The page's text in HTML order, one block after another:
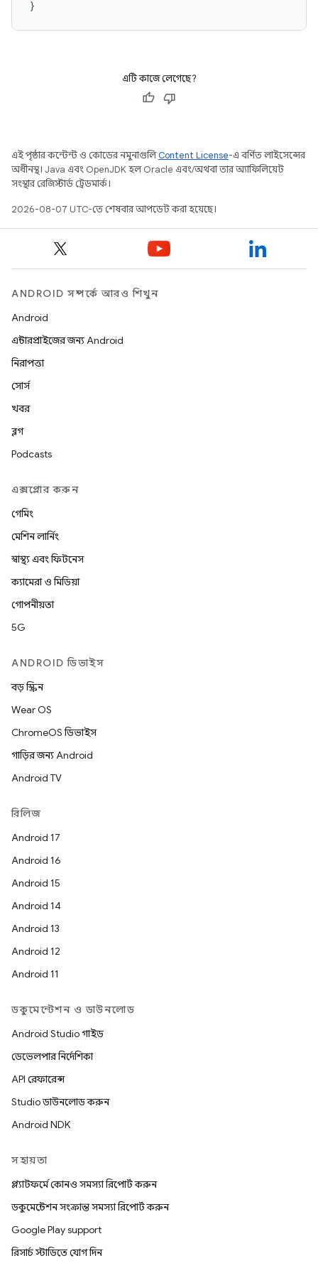
}
এটি কাজে লেগেছে?
এই পৃষ্ঠার কন্টেন্ট ও কোডের নমুনাগুলিContent License-এ বর্ণিত লাইসেন্সের
অধীনস্থ। Java এবং OpenJDK হল Oracle এবং/অথবা তার অ্যাফিলিয়েট
সংস্থার রেজিস্টার্ড ট্রেডমার্ক।
2026-08-07 UTC-তে শেষবার আপডেট করা হয়েছে।
ANDROID সম্পর্কে আরও শিখুন
Android
এন্টারপ্রাইজের জন্য Android
নিরাপত্তা
সোর্স
খবর
ব্লগ
Podcasts
এক্সপ্লোর করুন
গেমিং
মেশিন লার্নিং
স্বাস্থ্য এবং ফিটনেস
ক্যামেরা ও মিডিয়া
গোপনীয়তা
5G
ANDROID ডিভাইস
বড় স্ক্রিন
Wear OS
ChromeOS ডিভাইস
গাড়ির জন্য Android
Android TV
রিলিজ
Android 17
Android 16
Android 15
Android 14
Android 13
Android 12
Android 11
ডকুমেন্টেশন ও ডাউনলোড
Android Studio গাইড
ডেভেলপার নির্দেশিকা
API রেফারেন্স
Studio ডাউনলোড করুন
Android NDK
সহায়তা
প্ল্যাটফর্মে কোনও সমস্যা রিপোর্ট করুন
ডকুমেন্টেশন সংক্রান্ত সমস্যা রিপোর্ট করুন
Google Play support
রিসার্চ স্টাডিতে যোগ দিন